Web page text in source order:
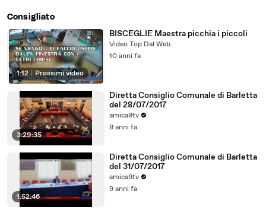
Consigliato
1:12 Prossimi video
BISCEGLIE Maestra picchia i piccoli
Video Top Dal Web
10 anni fa
3:29:35
Diretta Consiglio Comunale di Barletta
del 28/07/2017
amica9tv
9 anni fa
1:52:46
Diretta Consiglio Comunale di Barletta
del 31/07/2017
amica9tv
9 anni fa